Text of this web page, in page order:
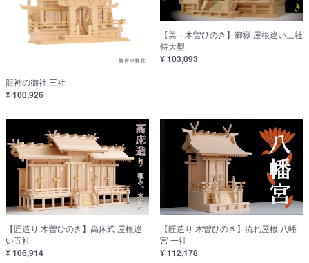
龍神の御社 三社
¥ 100,926
【美・木曽ひのき】御嶽 屋根違い三社
特大型
¥ 103,093
【匠造り 木曽ひのき】高床式 屋根違
い五社
¥ 106,914
【匠造り 木曽ひのき】流れ屋根 八幡
宮 一社
¥ 112,178